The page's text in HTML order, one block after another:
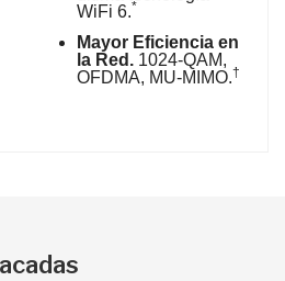
WiFi 6.*
Mayor Eficiencia en
la Red. 1024-QAM,
OFDMA, MU-MIMO.†